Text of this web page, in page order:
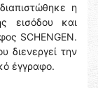
η
εισόδου και
SCHENGEN.
διενεργεί την
έγγραφο.